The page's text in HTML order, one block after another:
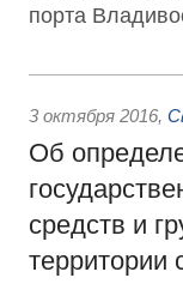
порта
3 октября 2016,
Об
средств и
территории